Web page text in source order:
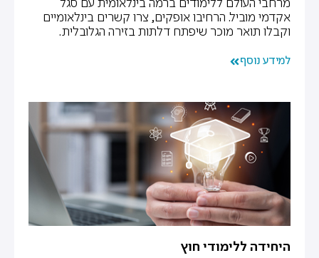
מרחבי העולם ללימודים ברמה בינלאומית עם סגל
אקדמי מוביל. הרחיבו אופקים, צרו קשרים בינלאומיים
וקבלו תואר מוכר שיפתח דלתות בזירה הגלובלית.
למידע נוסף
היחידה ללימודי חוץ